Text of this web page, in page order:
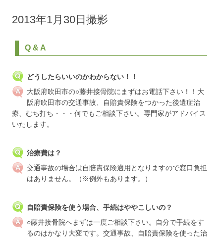
2013年1月30日撮影
Q & A
どうしたらいいのかわからない！！
大阪府吹田市の○藤井接骨院にまずはお電話下さい！！大
阪府吹田市の交通事故、自賠責保険をつかった後遺症治
療、むち打ち・・・何でもご相談下さい。専門家がアドバイス
いたします。
治療費は？
交通事故の場合は自賠責保険適用となりますので窓口負担
はありません。（※例外もあります。）
自賠責保険を使う場合、手続はややこしいの？
○藤井接骨院へまずは一度ご相談下さい。自分で手続をす
るのはかなり大変です。交通事故、自賠責保険を使った治